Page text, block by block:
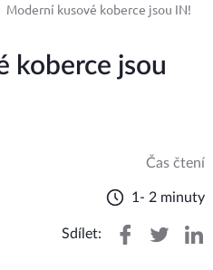
Moderní kusové koberce jsou IN!
koberce jsou
Čas čtení
1- 2 minuty
Sdílet: